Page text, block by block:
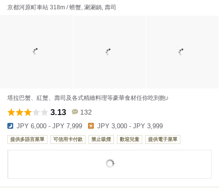
京都河原町車站 318m / 螃蟹, 涮涮鍋, 壽司
塔拉巴蟹、紅蟹、壽司及各式精緻料理等豪華食材任你吃到飽♪
3.13 132
JPY 6,000 - JPY 7,999 JPY 3,000 - JPY 3,999
提供多語言菜單 可信用卡付款 禁止吸煙 歡迎兒童 提供電子菜單